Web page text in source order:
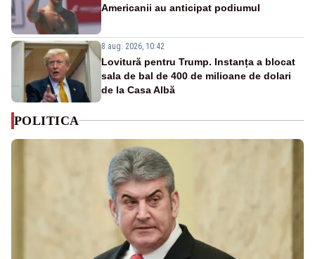
Americanii au anticipat podiumul
8 aug. 2026, 10:42
Lovitură pentru Trump. Instanța a blocat
sala de bal de 400 de milioane de dolari
de la Casa Albă
POLITICA